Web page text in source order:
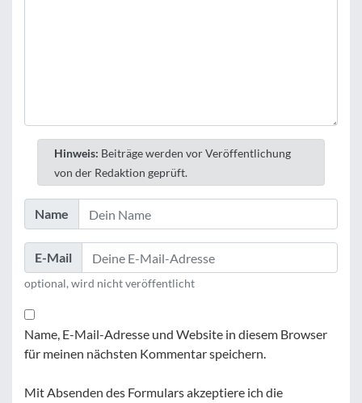
Hinweis: Beiträge werden vor Veröffentlichung
von der Redaktion geprüft.
Name
E-Mail
optional, wird nicht veröffentlicht
Name, E-Mail-Adresse und Website in diesem Browser
für meinen nächsten Kommentar speichern.
Mit Absenden des Formulars akzeptiere ich die